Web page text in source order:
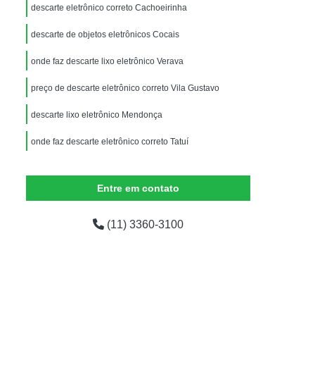
de Informática de Servidor
Equipamentos de Informática para Datacenter
Equipamentos de Informática para Escritório
Logística Reversa Eletrônicos
Logística Reversa de Pós Venda
Logística Reversa Eletrônicos
Logística Reversa nas Empresas
descarte eletrônico correto Cachoeirinha
descarte de objetos eletrônicos Cocais
onde faz descarte lixo eletrônico Verava
preço de descarte eletrônico correto Vila Gustavo
descarte lixo eletrônico Mendonça
onde faz descarte eletrônico correto Tatuí
Entre em contato
(11) 3360-3100